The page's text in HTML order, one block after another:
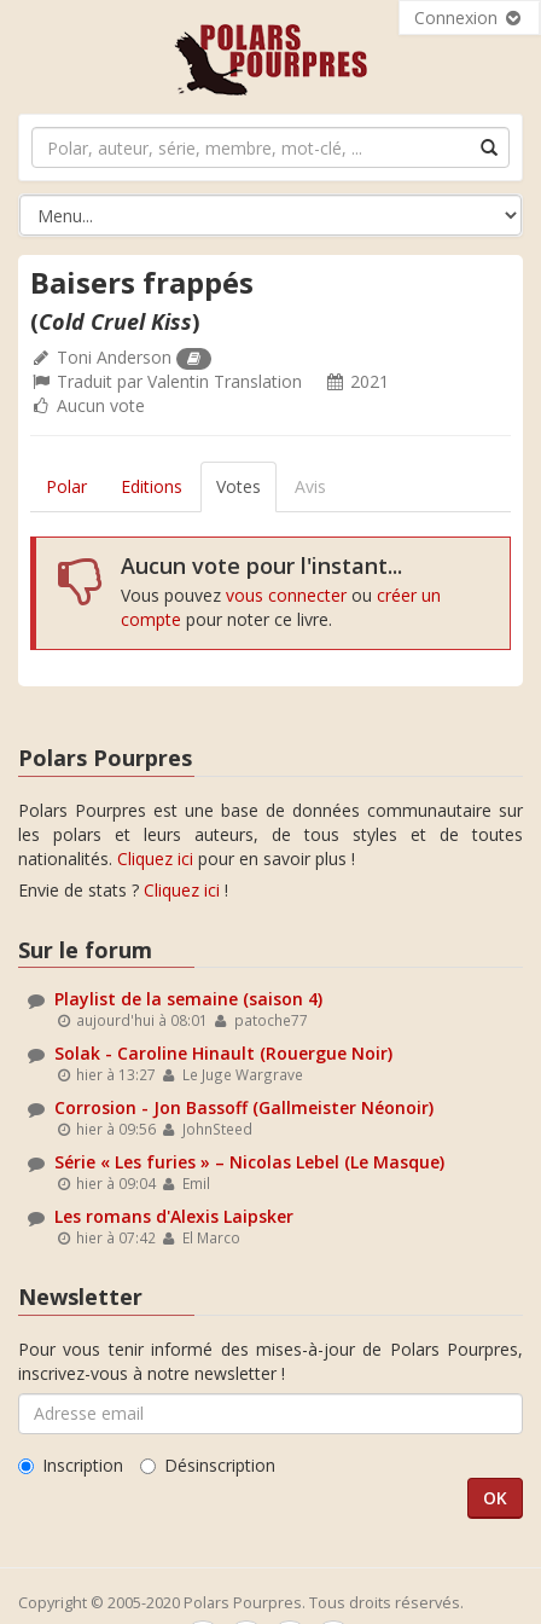
Connexion
Baisers frappés
(Cold Cruel Kiss)
Toni Anderson
Traduit par Valentin Translation
2021
Aucun vote
Polar Editions Votes Avis
Aucun vote pour l'instant...
Vous pouvez vous connecter ou créer un
compte pour noter ce livre.
Polars Pourpres
Polars Pourpres est une base de données communautaire sur
les polars et leurs auteurs, de tous styles et de toutes
nationalités. Cliquez ici pour en savoir plus !
Envie de stats ? Cliquez ici !
Sur le forum
Playlist de la semaine (saison 4)
aujourd'hui à 08:01 patoche77
Solak - Caroline Hinault (Rouergue Noir)
hier à 13:27 Le Juge Wargrave
Corrosion - Jon Bassoff (Gallmeister Néonoir)
hier à 09:56 JohnSteed
Série « Les furies » – Nicolas Lebel (Le Masque)
hier à 09:04 Emil
Les romans d'Alexis Laipsker
hier à 07:42 El Marco
Newsletter
Pour vous tenir informé des mises-à-jour de Polars Pourpres,
inscrivez-vous à notre newsletter !
Inscription Désinscription
Copyright © 2005-2020 Polars Pourpres. Tous droits réservés.